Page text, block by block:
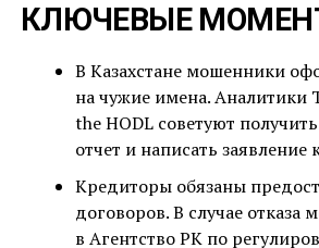
КЛЮЧЕВЫЕ
В Казахстане мошенники
на чужие имена. Аналитики
the HODL советуют
отчет и написать заявление
Кредиторы обязаны
договоров. В случае отказа
в Агентство РК по